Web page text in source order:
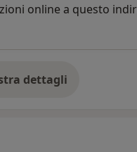
online a questo
dettagli
sull'indirizzo